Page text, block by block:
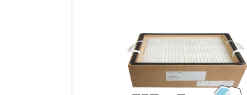
Tampografia
Plotter e Termopresse
Termoformatura